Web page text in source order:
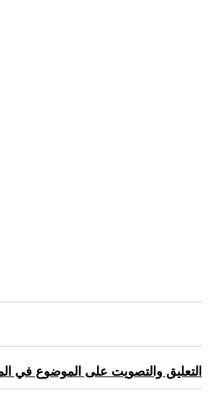
التعليق والتصويت على الموضوع في